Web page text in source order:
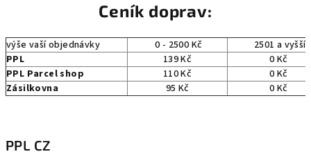
Ceník doprav:
výše vaší objednávky 0 - 2500 Kč
2501 a vyšší
PPL
139 Kč
0 Kč
PPL Parcel shop
110 Kč
0 Kč
Zásilkovna
95 Kč 0 Kč
PPL CZ